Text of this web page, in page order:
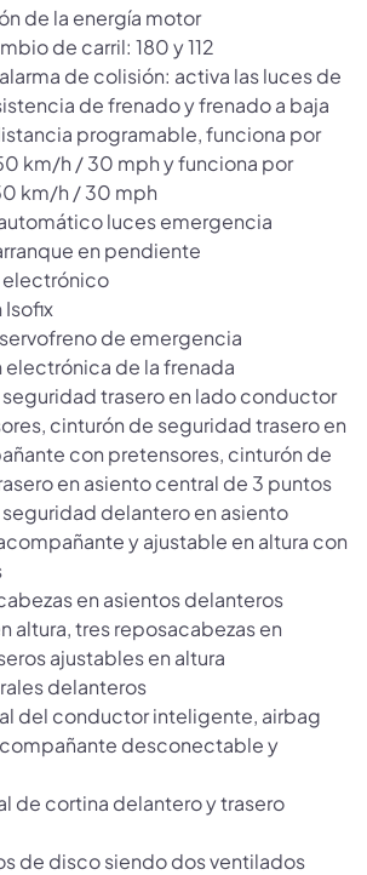
de la energía motor
de carril: 180 y 112
de colisión: activa las luces de
de frenado y frenado a baja
programable, funciona por
km/h / 30 mph y funciona por
km/h / 30 mph
luces emergencia
en pendiente
electrónico
Isofix
de emergencia
de la frenada
trasero en lado conductor
cinturón de seguridad trasero en
con pretensores, cinturón de
en asiento central de 3 puntos
delantero en asiento
y ajustable en altura con
en asientos delanteros
altura, tres reposacabezas en
ajustables en altura
delanteros
del conductor inteligente, airbag
desconectable y
de cortina delantero y trasero
de disco siendo dos ventilados